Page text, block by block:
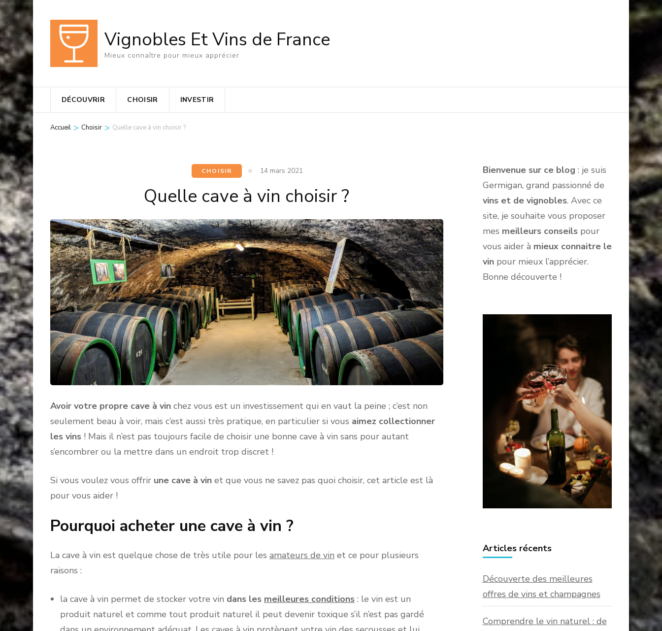
au
contenu
(Pressez
Entrée)
Vignobles Et Vins de France
Mieux connaître pour mieux apprécier
DÉCOUVRIR CHOISIR INVESTIR
Accueil > Choisir > Quelle cave à vin choisir ?
CHOISIR 14 mars 2021
Quelle cave à vin choisir ?
Avoir votre propre cave à vin chez vous est un investissement qui en vaut la peine ; c’est non
seulement beau à voir, mais c’est aussi très pratique, en particulier si vous aimez collectionner
les vins ! Mais il n’est pas toujours facile de choisir une bonne cave à vin sans pour autant
s’encombrer ou la mettre dans un endroit trop discret !
Si vous voulez vous offrir une cave à vin et que vous ne savez pas quoi choisir, cet article est là
pour vous aider !
Pourquoi acheter une cave à vin ?
La cave à vin est quelque chose de très utile pour les amateurs de vin et ce pour plusieurs
raisons :
la cave à vin permet de stocker votre vin dans les meilleures conditions : le vin est un
produit naturel et comme tout produit naturel il peut devenir toxique s’il n’est pas gardé
Bienvenue sur ce blog : je suis
Germigan, grand passionné de
vins et de vignobles. Avec ce
site, je souhaite vous proposer
mes meilleurs conseilspour
vous aider à mieux connaitre le
vinpour mieux l’apprécier.
Bonne découverte !
Articles récents
Découverte des meilleures
offres de vins et champagnes
Comprendre le vin naturel : de